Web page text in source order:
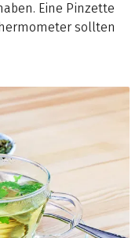
Eine Pinzette
sollten